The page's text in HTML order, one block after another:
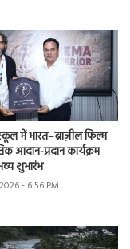
में भारत–ब्राज़ील फिल्म
आदान-प्रदान कार्यक्रम
शुभारंभ
- 6:56 PM